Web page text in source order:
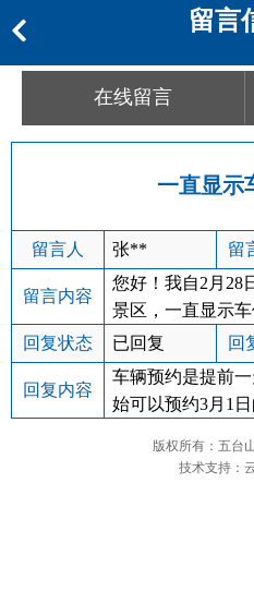
留言
在线留言
一直显示
留言人 张** 留
留言内容
您好！我自2月28
景区，一直显示
回复状态
已回复 回
回复内容
车辆预约是提前
始可以预约3月1日
版权所有：五台
技术支持：